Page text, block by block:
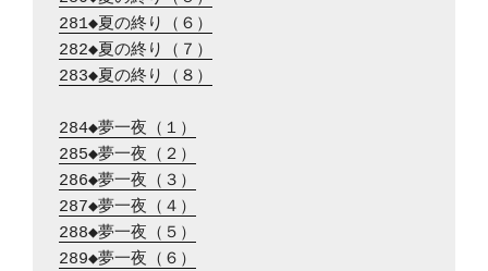
281◆夏の終り（６）
282◆夏の終り（７）
283◆夏の終り（８）
284◆夢一夜（１）
285◆夢一夜（２）
286◆夢一夜（３）
287◆夢一夜（４）
288◆夢一夜（５）
289◆夢一夜（６）